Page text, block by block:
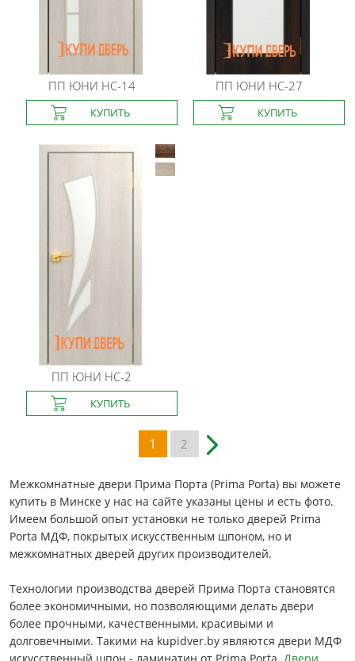
ПП ЮНИ HC-14 ПП ЮНИ HC-27
ПП ЮНИ HC-2
1 2
Межкомнатные двери Прима Порта (Prima Porta) вы можете
купить в Минске у нас на сайте указаны цены и есть фото.
Имеем большой опыт установки не только дверей Prima
Porta МДФ, покрытых искусственным шпоном, но и
межкомнатных дверей других производителей.
Технологии производства дверей Прима Порта становятся
более экономичными, но позволяющими делать двери
более прочными, качественными, красивыми и
долговечными. Такими на kupidver.by являются двери МДФ